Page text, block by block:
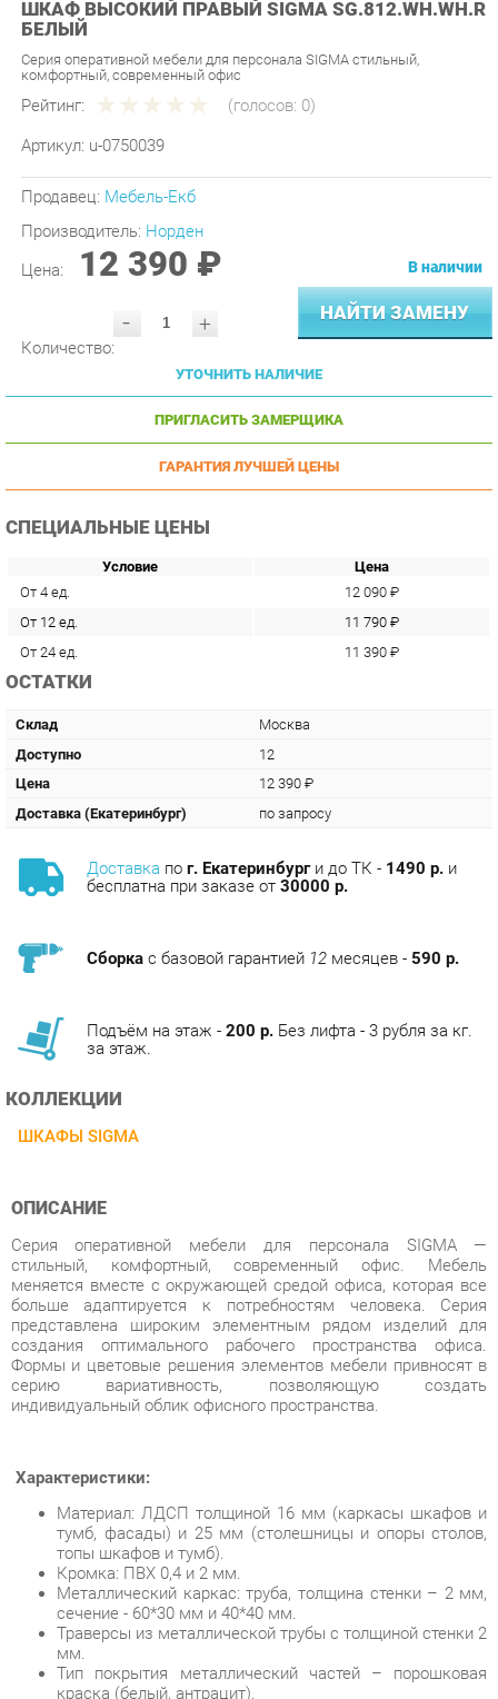
Серия оперативной мебели для персонала SIGMA стильный,
комфортный, современный офис
Рейтинг: (голосов:0)
Артикул: u-0750039
Продавец: Мебель-Екб
Производитель:Норден
Цена: 12 390 ₽
- + НАЙТИ ЗАМЕНУ
УТОЧНИТЬ НАЛИЧИЕ
ПРИГЛАСИТЬ ЗАМЕРЩИКА
ГАРАНТИЯ ЛУЧШЕЙ ЦЕНЫ
СПЕЦИАЛЬНЫЕ ЦЕНЫ
От 4 ед.
11 790 ₽
От 24 ед.
11 390 ₽
ОСТАТКИ
Доступно
Цена
12 390 ₽
Доставка (Екатеринбург)
по запросу
бесплатна при заказе от30000 р.
Сборкас базовой гарантией12месяцев -
Подъём на этаж -200 р.Без лифта - 3 рубля за кг.
КОЛЛЕКЦИИ
ШКАФЫ SIGMA
ОПИСАНИЕ
меняется вместе с окружающей средой офиса, которая все
больше адаптируется к потребностям человека. Серия
представлена широким элементным рядом изделий для
создания оптимального рабочего пространства офиса.
Формы и цветовые решения элементов мебели привносят в
серию вариативность, позволяющую создать
индивидуальный облик офисного пространства.
Характеристики:
Материал: ЛДСП толщиной 16 мм (каркасы шкафов и
Кромка: ПВХ 0,4 и 2 мм.
сечение - 60*30 мм и 40*40 мм.
Траверсы из металлической трубы с толщиной стенки 2
мм.
Тип покрытия металлический частей – порошковая
краска (белый, антрацит).
Опоры регулируемые.
Тумбы с замком.
Ящики на роликовых направляющих.
Стекло: прозрачное.